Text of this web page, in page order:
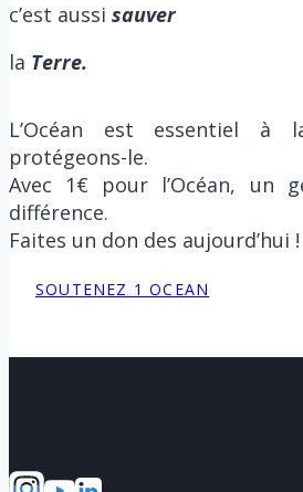
c’est aussi sauver
la Terre.
L’Océan est essentiel
protégeons-le.
Avec 1€ pour l’Océan, un
différence.
Faites un don des aujourd’hui !
SOUTENEZ 1 OCEAN